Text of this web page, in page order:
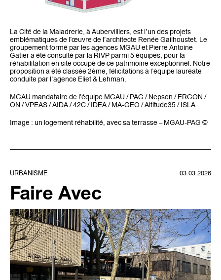
La Cité de la Maladrerie, à Aubervilliers, est l’un des projets
emblématiques de l’œuvre de l’architecte Renée Gailhoustet. Le
groupement formé par les agences MGAU et Pierre Antoine
Gatier a été consulté par la RIVP parmi 5 équipes, pour la
réhabilitation en site occupé de ce patrimoine exceptionnel. Notre
proposition a été classée 2ème, félicitations à l’équipe lauréate
conduite par l’agence Eliet & Lehman.
MGAU mandataire de l’équipe MGAU / PAG / Nepsen / ERGON /
ON / VPEAS / AIDA / 42C / IDEA / MA-GEO / Altitude35 / ISLA
Image : un logement réhabilité, avec sa terrasse – MGAU-PAG ©
URBANISME 03.03.2026
Faire Avec